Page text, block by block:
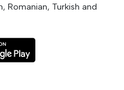
Romanian, Turkish and